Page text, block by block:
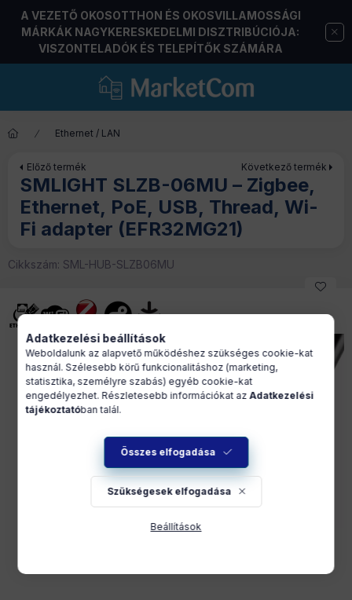
A VEZETŐ OKOSOTTHON ÉS OKOSVILLAMOSSÁGI
MÁRKÁK NAGYKERESKEDELMI DISZTRIBÚCIÓJA:
VISZONTELADÓK ÉS TELEPÍTŐK SZÁMÁRA
Ethernet / LAN
Előző termék Következő termék
SMLIGHT SLZB-06MU – Zigbee,
Ethernet, PoE, USB, Thread, Wi-
Fi adapter (EFR32MG21)
Cikkszám: SML-HUB-SLZB06MU
Adatkezelési beállítások
Weboldalunk az alapvető működéshez szükséges cookie-kat
használ. Szélesebb körű funkcionalitáshoz (marketing,
statisztika, személyre szabás) egyéb cookie-kat
engedélyezhet. Részletesebb információkat azAdatkezelési
tájékoztatóban talál.
Összes elfogadása
Szükségesek elfogadása
Beállítások